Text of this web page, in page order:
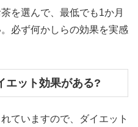
を選んで、最低でも1か月
必ず何かしらの効果を実感
エット効果がある?
ていますので、ダイエット